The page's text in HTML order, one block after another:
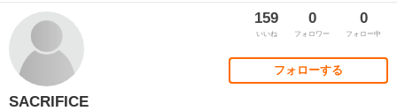
159
いいね
0
フォロワー
0
フォロー中
フォローする
SACRIFICE